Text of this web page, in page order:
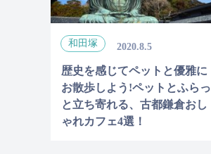
和田塚 2020.8.5
歴史を感じてペットと優雅に
お散歩しよう!ペットとふらっ
と立ち寄れる、古都鎌倉おし
ゃれカフェ4選！